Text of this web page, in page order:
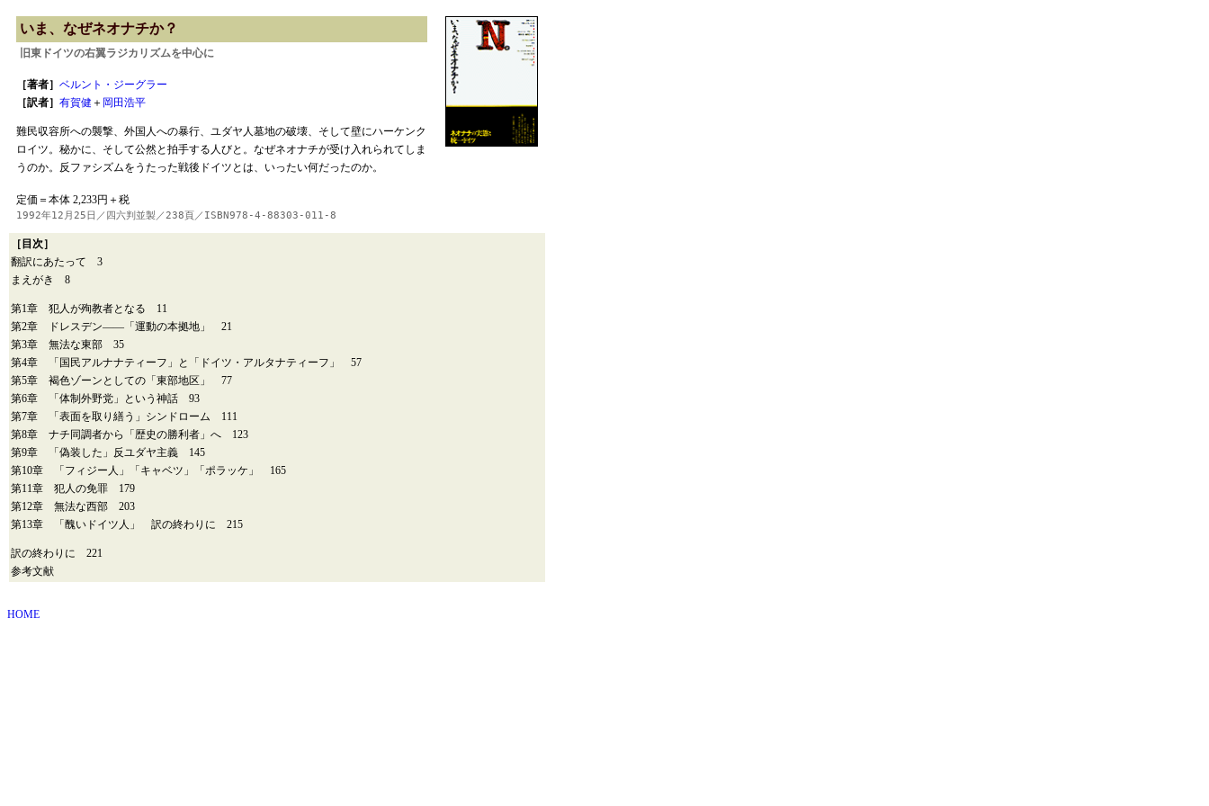
いま、なぜネオナチか？
旧東ドイツの右翼ラジカリズムを中心に
［著者］ ベルント・ジーグラー
［訳者］ 有賀健 ＋ 岡田浩平
難民収容所への襲撃、外国人への暴行、ユダヤ人墓地の破壊、そして壁にハーケンク
ロイツ。秘かに、そして公然と拍手する人びと。なぜネオナチが受け入れられてしま
うのか。反ファシズムをうたった戦後ドイツとは、いったい何だったのか。
定価＝本体 2,233円＋税
1992年12月25日／四六判並製／238頁／ISBN978-4-88303-011-8
［目次］
翻訳にあたって 3
まえがき 8
第1章 犯人が殉教者となる 11
第2章 ドレスデン――「運動の本拠地」 21
第3章 無法な東部 35
第4章 「国民アルナナティーフ」と「ドイツ・アルタナティーフ」 57
第5章 褐色ゾーンとしての「東部地区」 77
第6章 「体制外野党」という神話 93
第7章 「表面を取り繕う」シンドローム 111
第8章 ナチ同調者から「歴史の勝利者」へ 123
第9章 「偽装した」反ユダヤ主義 145
第10章 「フィジー人」「キャベツ」「ポラッケ」 165
第11章 犯人の免罪 179
第12章 無法な西部 203
第13章 「醜いドイツ人」 訳の終わりに 215
訳の終わりに 221
参考文献
HOME